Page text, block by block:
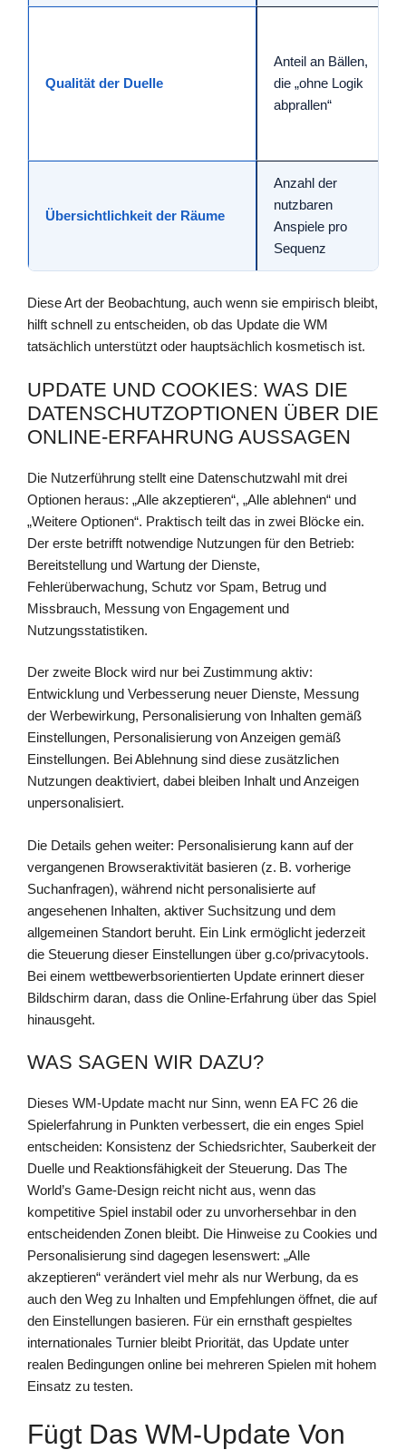
Qualität der Duelle
Anteil an Bällen,
die „ohne Logik
abprallen“
Übersichtlichkeit der Räume
Anzahl der
nutzbaren
Anspiele pro
Sequenz
Diese Art der Beobachtung, auch wenn sie empirisch bleibt,
hilft schnell zu entscheiden, ob das Update die WM
tatsächlich unterstützt oder hauptsächlich kosmetisch ist.
UPDATE UND COOKIES: WAS DIE
DATENSCHUTZOPTIONEN ÜBER DIE
ONLINE-ERFAHRUNG AUSSAGEN
Die Nutzerführung stellt eine Datenschutzwahl mit drei
Optionen heraus: „Alle akzeptieren“, „Alle ablehnen“ und
„Weitere Optionen“. Praktisch teilt das in zwei Blöcke ein.
Der erste betrifft notwendige Nutzungen für den Betrieb:
Bereitstellung und Wartung der Dienste,
Fehlerüberwachung, Schutz vor Spam, Betrug und
Missbrauch, Messung von Engagement und
Nutzungsstatistiken.
Der zweite Block wird nur bei Zustimmung aktiv:
Entwicklung und Verbesserung neuer Dienste, Messung
der Werbewirkung, Personalisierung von Inhalten gemäß
Einstellungen, Personalisierung von Anzeigen gemäß
Einstellungen. Bei Ablehnung sind diese zusätzlichen
Nutzungen deaktiviert, dabei bleiben Inhalt und Anzeigen
unpersonalisiert.
Die Details gehen weiter: Personalisierung kann auf der
vergangenen Browseraktivität basieren (z. B. vorherige
Suchanfragen), während nicht personalisierte auf
angesehenen Inhalten, aktiver Suchsitzung und dem
allgemeinen Standort beruht. Ein Link ermöglicht jederzeit
die Steuerung dieser Einstellungen über g.co/privacytools.
Bei einem wettbewerbsorientierten Update erinnert dieser
Bildschirm daran, dass die Online-Erfahrung über das Spiel
hinausgeht.
WAS SAGEN WIR DAZU?
Dieses WM-Update macht nur Sinn, wenn EA FC 26 die
Spielerfahrung in Punkten verbessert, die ein enges Spiel
entscheiden: Konsistenz der Schiedsrichter, Sauberkeit der
Duelle und Reaktionsfähigkeit der Steuerung. Das The
World’s Game-Design reicht nicht aus, wenn das
kompetitive Spiel instabil oder zu unvorhersehbar in den
entscheidenden Zonen bleibt. Die Hinweise zu Cookies und
Personalisierung sind dagegen lesenswert: „Alle
akzeptieren“ verändert viel mehr als nur Werbung, da es
auch den Weg zu Inhalten und Empfehlungen öffnet, die auf
den Einstellungen basieren. Für ein ernsthaft gespieltes
internationales Turnier bleibt Priorität, das Update unter
realen Bedingungen online bei mehreren Spielen mit hohem
Einsatz zu testen.
Fügt Das WM-Update Von